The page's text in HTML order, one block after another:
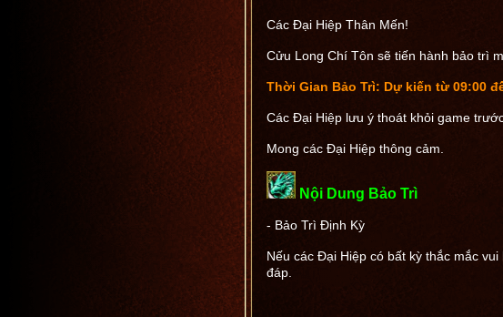
Các Đại Hiệp Thân Mến!
Cửu Long Chí Tôn sẽ tiến hành bảo trì
Thời Gian Bảo Trì: Dự kiến từ 09:00
Các Đại Hiệp lưu ý thoát khỏi game
Mong các Đại Hiệp thông cảm.
Nội Dung Bảo Trì
- Bảo Trì Định Kỳ
Nếu các Đại Hiệp có bất kỳ thắc mắc vui
đáp.